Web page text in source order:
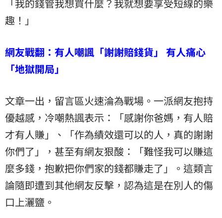
「我的錢管我想買什麼？我就想要享受短線的樂
趣！」
網友戰翻：有人嘲諷「謝謝賠錢貨」 有人痛心
「地獄開局」
文章一出，留言區火速淪為戰場。一派網友抱持
優越感，冷嘲熱諷表示：「感謝你爸媽，有人賠
才有人賺」、「作為績效還可以的人，真的謝謝
你們了」，甚至有網友狠酸：「難怪我可以賺這
麼多錢，抱歉把你們家的錢都賺走了」。這類言
論隨即遭到其他網友反擊，認為這是在別人的傷
口上灑鹽。